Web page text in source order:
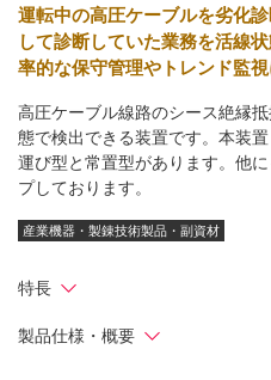
運転中の高圧ケーブルを劣化
して診断していた業務を活線
率的な保守管理やトレンド監
高圧ケーブル線路のシース絶縁
態で検出できる装置です。本装
運び型と常置型があります。他
プしております。
産業機器・製錬技術製品・副資材
特長
製品仕様・概要